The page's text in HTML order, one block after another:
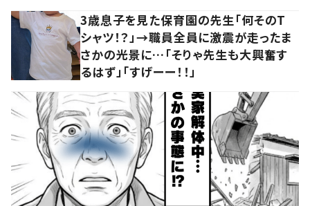
3歳息子を見た保育園の先生「何そのT
シャツ！？」→職員全員に激震が走ったま
さかの光景に…「そりゃ先生も大興奮す
るはず」「すげーー！！」